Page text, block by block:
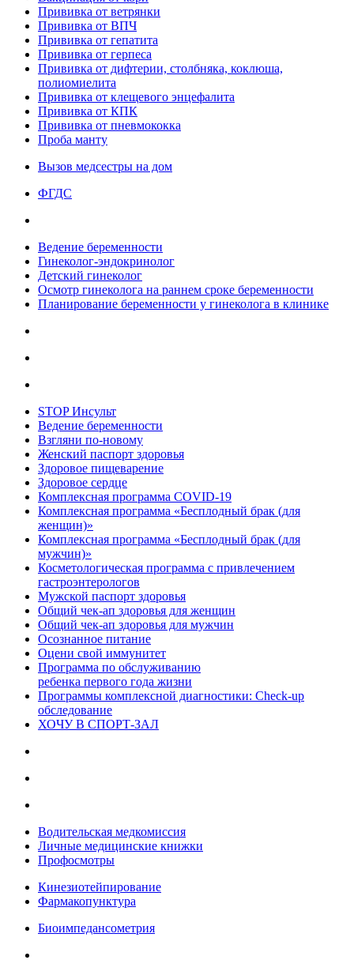
Прививка от ветрянки
Прививка от ВПЧ
Прививка от гепатита
Прививка от герпеса
Прививка от дифтерии, столбняка, коклюша,
полиомиелита
Прививка от клещевого энцефалита
Прививка от КПК
Прививка от пневмококка
Проба манту
Вызов медсестры на дом
ФГДС
Ведение беременности
Гинеколог-эндокринолог
Детский гинеколог
Осмотр гинеколога на раннем сроке беременности
Планирование беременности у гинеколога в клинике
STOP Инсульт
Ведение беременности
Взгляни по-новому
Женский паспорт здоровья
Здоровое пищеварение
Здоровое сердце
Комплексная программа COVID-19
Комплексная программа «Бесплодный брак (для
женщин)»
Комплексная программа «Бесплодный брак (для
мужчин)»
Косметологическая программа с привлечением
гастроэнтерологов
Мужской паспорт здоровья
Общий чек-ап здоровья для женщин
Общий чек-ап здоровья для мужчин
Осознанное питание
Оцени свой иммунитет
Программа по обслуживанию
ребенка первого года жизни
Программы комплексной диагностики: Check-up
обследование
ХОЧУ В CПОРТ-ЗАЛ
Водительская медкомиссия
Личные медицинские книжки
Профосмотры
Кинезиотейпирование
Фармакопунктура
Биоимпедансометрия